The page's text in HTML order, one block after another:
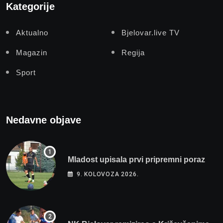
Kategorije
Aktualno Bjelovar.live TV
Magazin Regija
Sport
Nedavne objave
Mladost upisala prvi pripremni poraz
9. KOLOVOZA 2026.